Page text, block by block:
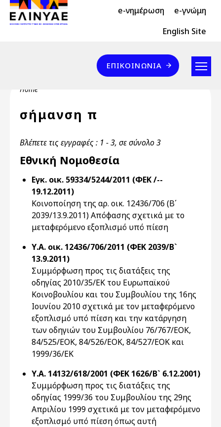
Skip to main content
Header Top 2 e-νημέρωση e-γνώμη
Header Top English Site
Επικοινωνία
ΕΠΙΚΟΙΝΩΝΊΑ
Breadcrumb
Home
σήμανση π
Βλέπετε τις εγγραφές : 1 - 3, σε σύνολο 3
Εθνική Νομοθεσία
Εγκ. οικ. 59334/5244/2011 (ΦΕΚ /--
19.12.2011)
Κοινοποίηση της αρ. οικ. 12436/706 (Β΄
2039/13.9.2011) Απόφασης σχετικά με το
μεταφερόμενο εξοπλισμό υπό πίεση
Υ.Α. οικ. 12436/706/2011 (ΦΕΚ 2039/Β`
13.9.2011)
Συμμόρφωση προς τις διατάξεις της
οδηγίας 2010/35/ΕΚ του Ευρωπαϊκού
Κοινοβουλίου και του Συμβουλίου της 16ης
Ιουνίου 2010 σχετικά με τον μεταφερόμενο
εξοπλισμό υπό πίεση και την κατάργηση
των οδηγιών του Συμβουλίου 76/767/ΕΟΚ,
84/525/ΕΟΚ, 84/526/ΕΟΚ, 84/527/ΕΟΚ και
1999/36/ΕΚ
Υ.Α. 14132/618/2001 (ΦΕΚ 1626/Β` 6.12.2001)
Συμμόρφωση προς τις διατάξεις της
οδηγίας 1999/36 του Συμβουλίου της 29ης
Απριλίου 1999 σχετικά με τον μεταφερόμενο
εξοπλισμό υπό πίεση όπως αυτή